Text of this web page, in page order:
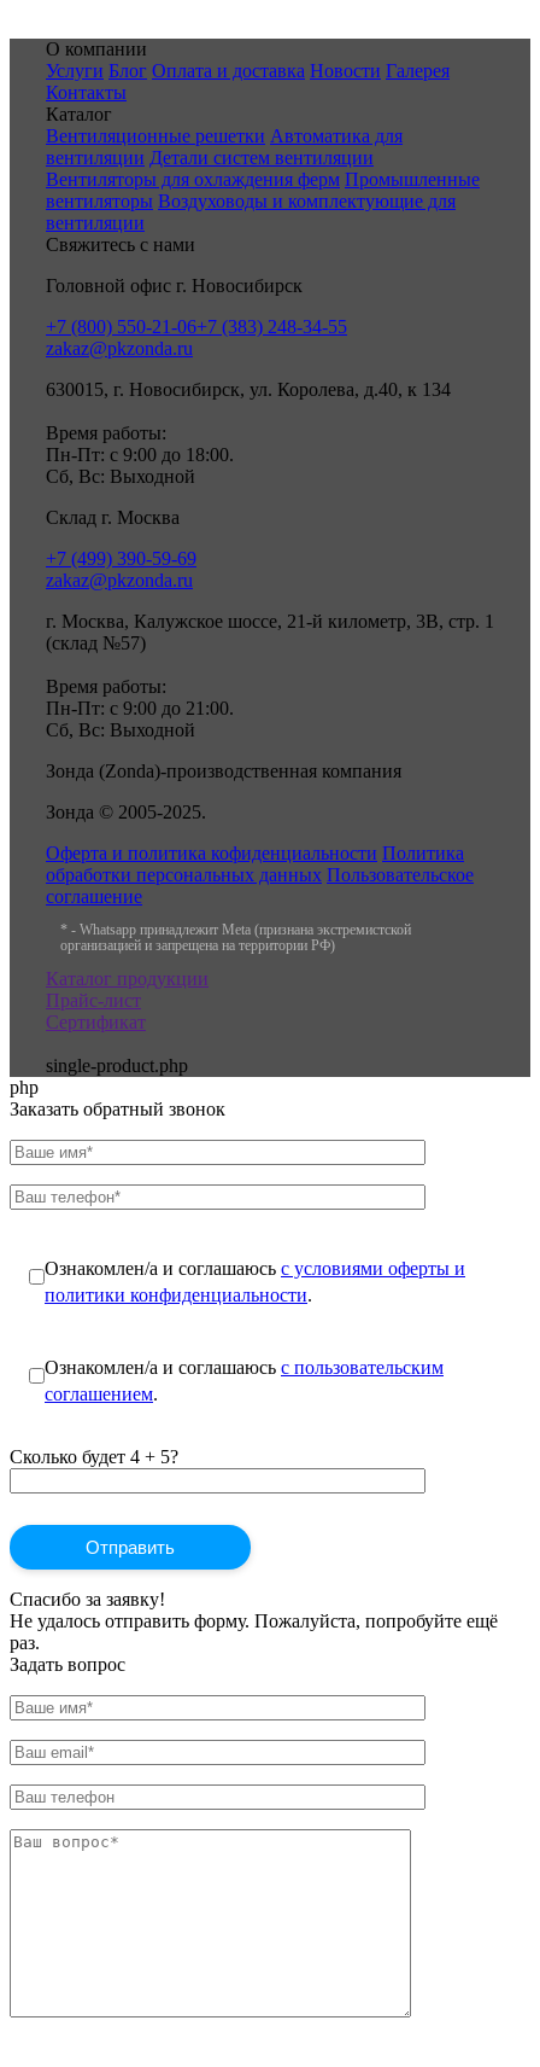
О компании
Услуги Блог Оплата и доставка Новости Галерея
Контакты
Каталог
Вентиляционные решетки Автоматика для
вентиляции Детали систем вентиляции
Вентиляторы для охлаждения ферм Промышленные
вентиляторы Воздуховоды и комплектующие для
вентиляции
Свяжитесь с нами
Головной офис г. Новосибирск
+7 (800) 550-21-06+7 (383) 248-34-55
zakaz@pkzonda.ru
630015, г. Новосибирск, ул. Королева, д.40, к 134
Время работы:
Пн-Пт: с 9:00 до 18:00.
Сб, Вс: Выходной
Склад г. Москва
+7 (499) 390-59-69
zakaz@pkzonda.ru
г. Москва, Калужское шоссе, 21-й километр, 3В, стр. 1
(склад №57)
Время работы:
Пн-Пт: с 9:00 до 21:00.
Сб, Вс: Выходной
Зонда (Zonda)-производственная компания
Зонда © 2005-2025.
Оферта и политика кофиденциальности Политика
обработки персональных данных Пользовательское
соглашение
* - Whatsapp принадлежит Meta (признана экстремистской
организацией и запрещена на территории РФ)
Каталог продукции
Прайс-лист
Сертификат
single-product.php
php
Заказать обратный звонок
Ознакомлен/а и соглашаюсь с условиями оферты и
политики конфиденциальности.
Ознакомлен/а и соглашаюсь с пользовательским
соглашением.
Сколько будет 4 + 5?
Спасибо за заявку!
Не удалось отправить форму. Пожалуйста, попробуйте ещё
раз.
Задать вопрос